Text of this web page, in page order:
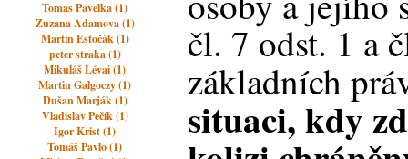
Tomas Pavelka (1)
Zuzana Adamova (1)
Martin Estočák (1)
peter straka (1)
Mikuláš Lévai (1)
Martin Galgoczy (1)
Dušan Marják (1)
Vladislav Pečík (1)
Igor Krist (1)
Tomáš Pavlo (1)
čl. 7 odst. 1 a
základních
situaci, kdy